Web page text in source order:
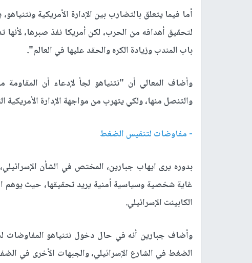
أما فيما يتعلق بالتضارب بين الإدارة الأمريكية
لتحقيق أهدافه من الحرب، لكن أمريكا نفذ صبرها،
باب المندب وزيادة الكره والحقد عليها في العالم".
وأضاف المعالي أن "نتنياهو لجأ لإدعاء أن
والتنصل منها، ولكي يتهرب من مواجهة الإدارة
- مفاوضات لتنفيس الضغط
بدوره يرى ايهاب جبارين، المختص في الشأن
غاية شخصية وسياسية أمنية يريد تحقيقها، حيث يوهم
الكابينت الإسرائيلي.
وأضاف جبارين أنه في حال دخول نتنياهو المفاوضات
الضغط في الشارع الإسرائيلي، والجبهات الأخرى في